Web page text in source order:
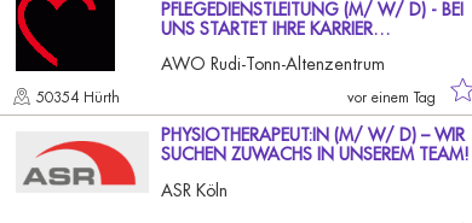
PFLEGEDIENSTLEITUNG (M/ W/ D) - BEI
UNS STARTET IHRE KARRIER…
AWO Rudi-Tonn-Altenzentrum
50354 Hürth vor einem Tag
PHYSIOTHERAPEUT:IN (M/ W/ D) – WIR
SUCHEN ZUWACHS IN UNSEREM TEAM!
ASR Köln